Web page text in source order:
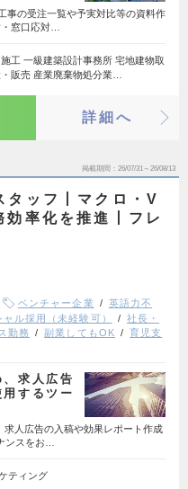
事の受注一覧や予実対比等の資料作
窓口応対…
工 一級建築設計事務所 宅地建物取
販売 産業廃棄物処分業…
詳細へ
掲載期間 26/07/31～26/08/13
タッフ丨マクロ・V
率化を推進丨フレ
ベンチャー企業
英語力不
ル採用（未経験可）
社長・
勤務 副業してもOK
育児支
求人広告
するツー
人広告の入稿や効果レポート作成
ンスをお…
ティング